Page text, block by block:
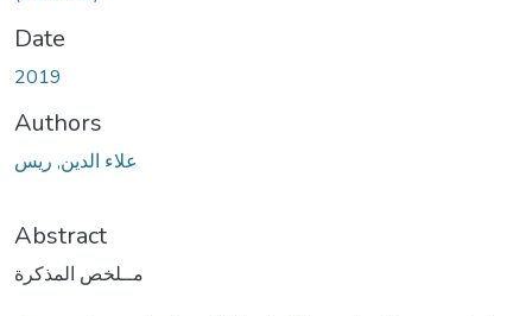
Date
2019
Authors
علاء الدين, ريس
Abstract
مــلخص المذكرة